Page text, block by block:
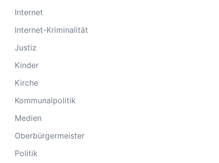
Internet
Internet-Kriminalität
Justiz
Kinder
Kirche
Kommunalpolitik
Medien
Oberbürgermeister
Politik